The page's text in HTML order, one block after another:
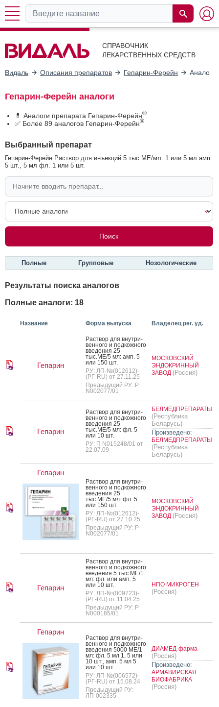
СПРАВОЧНИК
ЛЕКАРСТВЕННЫХ СРЕДСТВ
Видаль Описания препаратов Гепарин-Ферейн Аналоги
Гепарин-Ферейн аналоги
💊 Аналоги препарата Гепарин-Ферейн®
✅ Более 89 аналогов Гепарин-Ферейн®
Выбранный препарат
Гепарин-Ферейн Раствор для инъекций 5 тыс.МЕ/мл: 1 или 5 мл амп.
5 шт., 5 мл фл. 1 или 5 шт.
Полные Групповые Нозологические
Результаты поиска аналогов
Полные аналоги: 18
Название Форма выпуска Владелец рег. уд.
Гепарин
Рас­твор для внут­ри­
вен­но­го и под­кожно­го
вве­дения 25
тыс.МЕ/5 мл: амп. 5
или 150 шт.
РУ: ЛП-№(012612)-
(РГ-RU) от 27.11.25
Предыдущий РУ: Р
N002077/01
МОСКОВСКИЙ
ЭНДОКРИННЫЙ
ЗАВОД (Россия)
Гепарин
Рас­твор для внут­ри­
вен­но­го и под­кожно­го
вве­дения 25
тыс.МЕ/5 мл: фл. 5
или 10 шт.
РУ: П N015248/01 от
22.07.09
БЕЛМЕДПРЕПАРАТЫ
(Республика
Беларусь)
Произведено:
БЕЛМЕДПРЕПАРАТЫ
(Республика
Беларусь)
Гепарин
Рас­твор для внут­ри­
вен­но­го и под­кожно­го
вве­дения 25
тыс.МЕ/5 мл: фл. 5
или 150 шт.
РУ: ЛП-№(012612)-
(РГ-RU) от 27.10.25
Предыдущий РУ: Р
N002077/01
МОСКОВСКИЙ
ЭНДОКРИННЫЙ
ЗАВОД (Россия)
Гепарин
Рас­твор для внут­ри­
вен­но­го и под­кожно­го
вве­дения 5 тыс.МЕ/1
мл: фл. или амп. 5
или 10 шт.
РУ: ЛП-№(009723)-
(РГ-RU) от 11.04.25
Предыдущий РУ: Р
N000185/01
НПО МИКРОГЕН
(Россия)
Гепарин
Рас­твор для внут­ри­
вен­но­го и под­кожно­го
вве­дения 5000 МЕ/1
мл: фл. 5 мл 1, 5 или
10 шт., амп. 5 мл 5
или 10 шт.
РУ: ЛП-№(006572)-
(РГ-RU) от 15.08.24
Предыдущий РУ:
ЛП-002335
ДИАМЕД-фарма
(Россия)
Произведено:
АРМАВИРСКАЯ
БИОФАБРИКА
(Россия)